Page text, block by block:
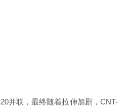
并联，最终随着拉伸加剧，CNT-